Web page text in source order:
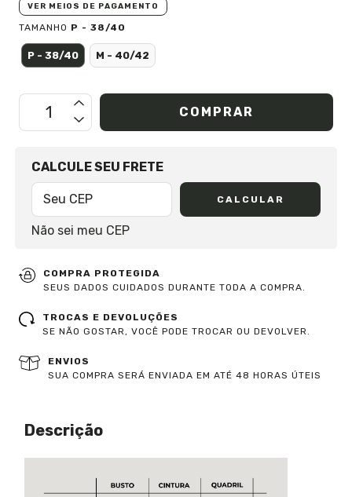
VER MEIOS DE PAGAMENTO
TAMANHO P - 38/40
P - 38/40 M - 40/42
OPÇÕES DE FRETE
CALCULE SEU FRETE
CALCULAR
Não sei meu CEP
COMPRA PROTEGIDA
SEUS DADOS CUIDADOS DURANTE TODA A COMPRA.
TROCAS E DEVOLUÇÕES
SE NÃO GOSTAR, VOCÊ PODE TROCAR OU DEVOLVER.
ENVIOS
SUA COMPRA SERÁ ENVIADA EM ATÉ 48 HORAS ÚTEIS
Descrição